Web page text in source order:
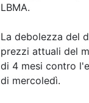
LBMA.
La debolezza del
prezzi attuali del
di 4 mesi contro
di mercoledì.